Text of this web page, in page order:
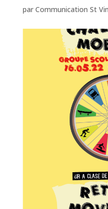
par Communication St